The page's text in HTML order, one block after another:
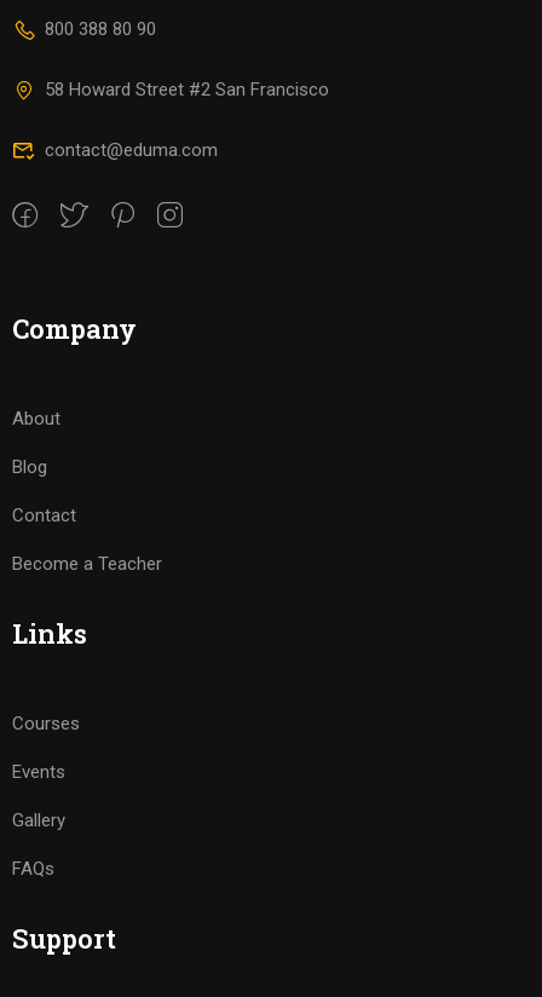
800 388 80 90
58 Howard Street #2 San Francisco
contact@eduma.com
Company
About
Blog
Contact
Become a Teacher
Links
Courses
Events
Gallery
FAQs
Support